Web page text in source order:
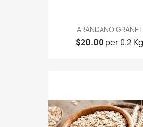
ARANDANO GRANEL
$20.00 per 0.2 Kg